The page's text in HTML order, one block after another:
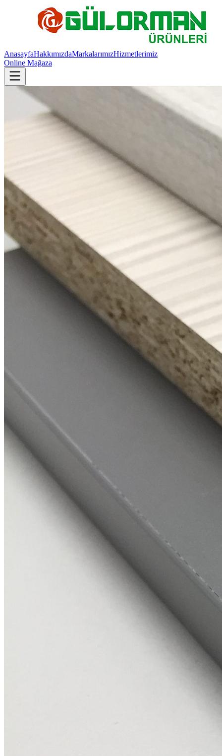
AnasayfaHakkımızdaMarkalarımızHizmetlerimiz
Online Mağaza